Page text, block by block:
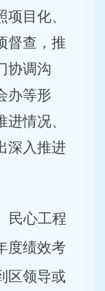
目化、
督查，推
协调沟
办等形
情况、
深入推进
民心工程
度绩效考
区领导或